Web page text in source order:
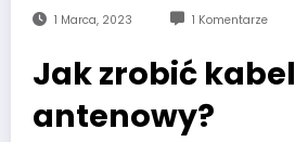
1 Marca, 2023 1 Komentarze
Jak zrobić kabel
antenowy?